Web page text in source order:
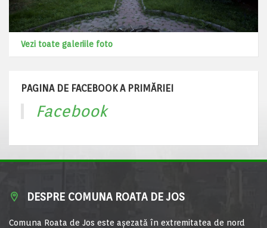
Vezi toate galeriile foto
PAGINA DE FACEBOOK A PRIMĂRIEI
Facebook
DESPRE COMUNA ROATA DE JOS
Comuna Roata de Jos este aşezată în extremitatea de nord